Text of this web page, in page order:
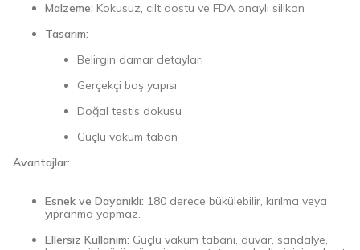
Malzeme: Kokusuz, cilt dostu ve FDA onaylı silikon
Tasarım:
Belirgin damar detayları
Gerçekçi baş yapısı
Doğal testis dokusu
Güçlü vakum taban
Avantajlar:
Esnek ve Dayanıklı: 180 derece bükülebilir, kırılma veya
yıpranma yapmaz.
Ellersiz Kullanım: Güçlü vakum tabanı, duvar, sandalye,